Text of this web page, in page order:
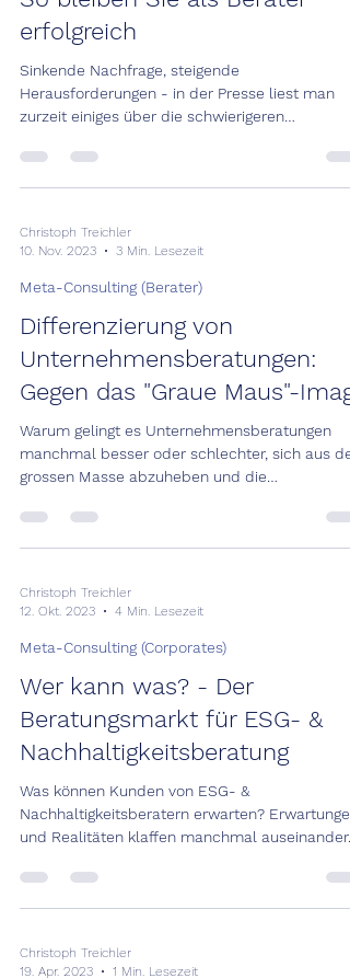
erfolgreich
Sinkende Nachfrage, steigende
Herausforderungen - in der Presse liest man
zurzeit einiges über die schwierigeren
Christoph Treichler
10. Nov. 2023
3 Min. Lesezeit
Meta-Consulting (Berater)
Differenzierung von
Unternehmensberatungen:
Gegen das "Graue Maus"-
Warum gelingt es Unternehmensberatungen
manchmal besser oder schlechter, sich aus der
grossen Masse abzuheben und die
Christoph Treichler
12. Okt. 2023
4 Min. Lesezeit
Meta-Consulting (Corporates)
Wer kann was? - Der
Beratungsmarkt für ESG- &
Nachhaltigkeitsberatung
Was können Kunden von ESG- &
Nachhaltigkeitsberatern erwarten? Erwartungen
und Realitäten klaffen manchmal auseinander.
Christoph Treichler
19. Apr. 2023
1 Min. Lesezeit